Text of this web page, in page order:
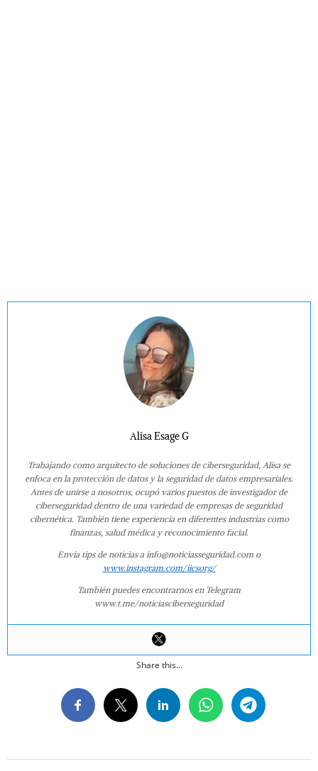
Alisa Esage G
Trabajando como arquitecto de soluciones de ciberseguridad, Alisa se
enfoca en la protección de datos y la seguridad de datos empresariales.
Antes de unirse a nosotros, ocupó varios puestos de investigador de
ciberseguridad dentro de una variedad de empresas de seguridad
cibernética. También tiene experiencia en diferentes industrias como
finanzas, salud médica y reconocimiento facial.
Envía tips de noticias a info@noticiasseguridad.com o
www.instagram.com/iicsorg/
También puedes encontrarnos en Telegram
www.t.me/noticiasciberseguridad
Share this...